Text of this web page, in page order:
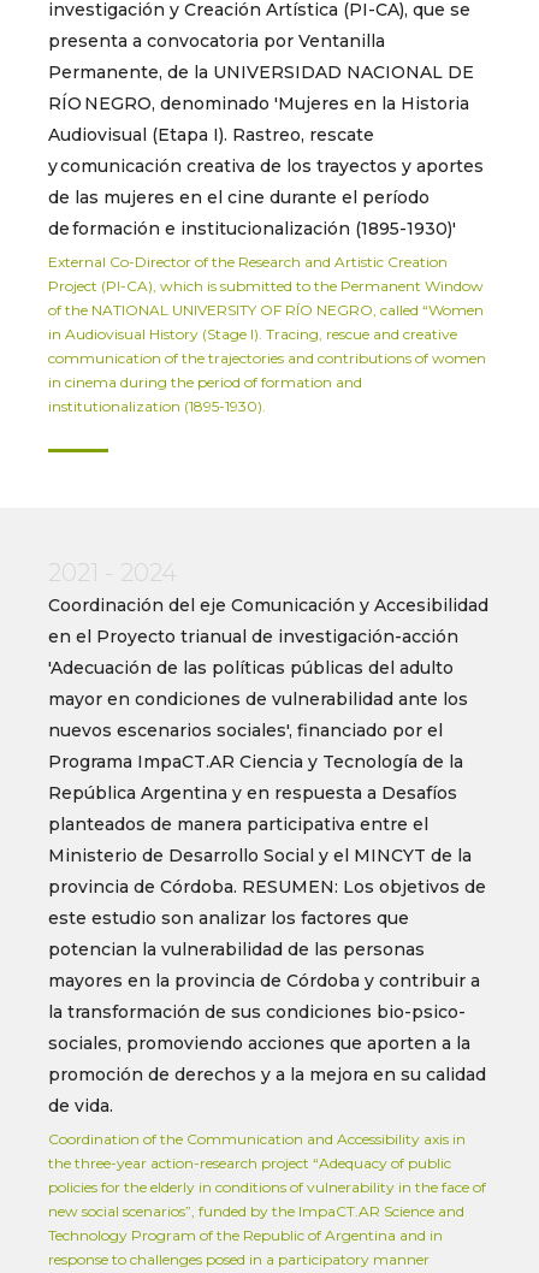
investigación y Creación Artística (PI-CA), que se
presenta a convocatoria por Ventanilla
Permanente, de la UNIVERSIDAD NACIONAL DE
RÍO NEGRO, denominado 'Mujeres en la Historia
Audiovisual (Etapa I). Rastreo, rescate
y comunicación creativa de los trayectos y aportes
de las mujeres en el cine durante el período
de formación e institucionalización (1895-1930)'
External Co-Director of the Research and Artistic Creation
Project (PI-CA), which is submitted to the Permanent Window
of the NATIONAL UNIVERSITY OF RÍO NEGRO, called “Women
in Audiovisual History (Stage I). Tracing, rescue and creative
communication of the trajectories and contributions of women
in cinema during the period of formation and
institutionalization (1895-1930).
2021 - 2024
Coordinación del eje Comunicación y Accesibilidad
en el Proyecto trianual de investigación-acción
'Adecuación de las políticas públicas del adulto
mayor en condiciones de vulnerabilidad ante los
nuevos escenarios sociales', financiado por el
Programa ImpaCT.AR Ciencia y Tecnología de la
República Argentina y en respuesta a Desafíos
planteados de manera participativa entre el
Ministerio de Desarrollo Social y el MINCYT de la
provincia de Córdoba. RESUMEN: Los objetivos de
este estudio son analizar los factores que
potencian la vulnerabilidad de las personas
mayores en la provincia de Córdoba y contribuir a
la transformación de sus condiciones bio-psico-
sociales, promoviendo acciones que aporten a la
promoción de derechos y a la mejora en su calidad
de vida.
Coordination of the Communication and Accessibility axis in
the three-year action-research project “Adequacy of public
policies for the elderly in conditions of vulnerability in the face of
new social scenarios”, funded by the ImpaCT.AR Science and
Technology Program of the Republic of Argentina and in
response to challenges posed in a participatory manner